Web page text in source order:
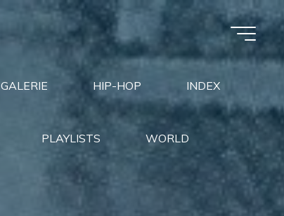
GALERIE HIP-HOP INDEX
PLAYLISTS WORLD